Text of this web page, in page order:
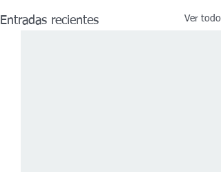
Entradas recientes Ver todo